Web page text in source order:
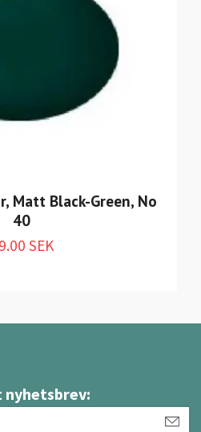
Matt Black-Green, No
40
SEK
nyhetsbrev: